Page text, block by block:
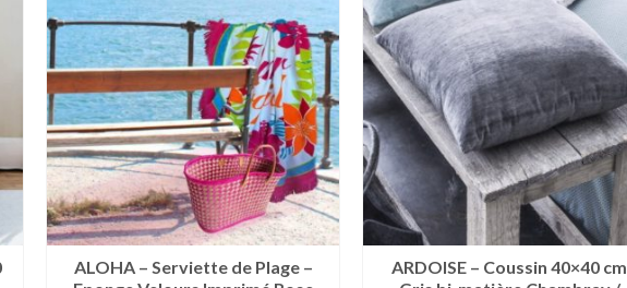
ALOHA – Serviette de Plage –
ARDOISE – Coussin 40×40 cm